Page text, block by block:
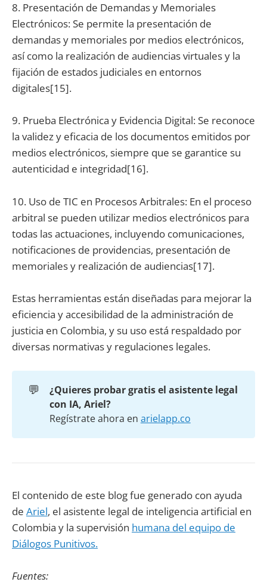
8. Presentación de Demandas y Memoriales
Electrónicos: Se permite la presentación de
demandas y memoriales por medios electrónicos,
así como la realización de audiencias virtuales y la
fijación de estados judiciales en entornos
digitales[15].
9. Prueba Electrónica y Evidencia Digital: Se reconoce
la validez y eficacia de los documentos emitidos por
medios electrónicos, siempre que se garantice su
autenticidad e integridad[16].
10. Uso de TIC en Procesos Arbitrales: En el proceso
arbitral se pueden utilizar medios electrónicos para
todas las actuaciones, incluyendo comunicaciones,
notificaciones de providencias, presentación de
memoriales y realización de audiencias[17].
Estas herramientas están diseñadas para mejorar la
eficiencia y accesibilidad de la administración de
justicia en Colombia, y su uso está respaldado por
diversas normativas y regulaciones legales.
💬
¿Quieres probar gratis el asistente legal
con IA, Ariel?
Regístrate ahora en arielapp.co
El contenido de este blog fue generado con ayuda
de Ariel, el asistente legal de inteligencia artificial en
Colombia y la supervisión humana del equipo de
Diálogos Punitivos.
Fuentes: